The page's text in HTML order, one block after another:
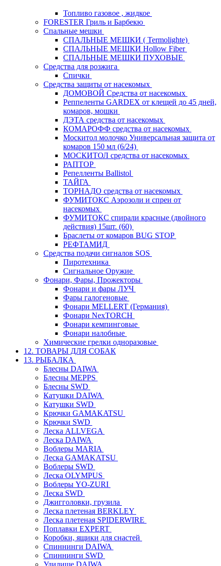
Топливо газовое , жидкое
FORESTER Гриль и Барбекю
Спальные мешки
СПАЛЬНЫЕ МЕШКИ ( Termolighte)
СПАЛЬНЫЕ МЕШКИ Hollow Fiber
СПАЛЬНЫЕ МЕШКИ ПУХОВЫЕ
Средства для розжига
Спички
Средства защиты от насекомых
ДОМОВОЙ Средства от насекомых
Реппеленты GARDEX от клещей до 45 дней,
комаров, мошки
ДЭТА средства от насекомых
КОМАРОФФ средства от насекомых
Москитол молочко Универсальная защита от
комаров 150 мл (6/24)
МОСКИТОЛ средства от насекомых
РАПТОР
Репелленты Ballistol
ТАЙГА
ТОРНАДО средства от насекомых
ФУМИТОКС Аэрозоли и спреи от
насекомых
ФУМИТОКС спирали красные (двойного
действия) 15шт. (60)
Браслеты от комаров BUG STOP
РЕФТАМИД
Средства подачи сигналов SOS
Пиротехника
Сигнальное Оружие
Фонари, Фары, Прожекторы
Фонари и фары ЛУЧ
Фары галогеновые
Фонари MELLERT (Германия)
Фонари NexTORCH
Фонари кемпинговые
Фонари налобные
Химические грелки одноразовые
12. ТОВАРЫ ДЛЯ СОБАК
13. РЫБАЛКА
Блесны DAIWA
Блесны MEPPS
Блесны SWD
Катушки DAIWA
Катушки SWD
Крючки GAMAKATSU
Крючки SWD
Леска ALLVEGA
Леска DAIWA
Воблеры MARIA
Леска GAMAKATSU
Воблеры SWD
Леска OLYMPUS
Воблеры YO-ZURI
Леска SWD
Джигголовки, грузила
Леска плетеная BERKLEY
Леска плетеная SPIDERWIRE
Поплавки EXPERT
Коробки, ящики для снастей
Спиннинги DAIWA
Спиннинги SWD
Удилище DAIWA